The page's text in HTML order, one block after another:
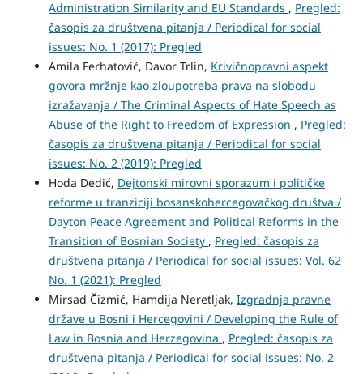
Administration Similarity and EU Standards , Pregled:
časopis za društvena pitanja / Periodical for social
issues: No. 1 (2017): Pregled
Amila Ferhatović, Davor Trlin, Krivičnopravni aspekt
govora mržnje kao zloupotreba prava na slobodu
izražavanja / The Criminal Aspects of Hate Speech as
Abuse of the Right to Freedom of Expression , Pregled:
časopis za društvena pitanja / Periodical for social
issues: No. 2 (2019): Pregled
Hoda Dedić, Dejtonski mirovni sporazum i političke
reforme u tranziciji bosanskohercegovačkog društva /
Dayton Peace Agreement and Political Reforms in the
Transition of Bosnian Society , Pregled: časopis za
društvena pitanja / Periodical for social issues: Vol. 62
No. 1 (2021): Pregled
Mirsad Čizmić, Hamdija Neretljak, Izgradnja pravne
države u Bosni i Hercegovini / Developing the Rule of
Law in Bosnia and Herzegovina , Pregled: časopis za
društvena pitanja / Periodical for social issues: No. 2